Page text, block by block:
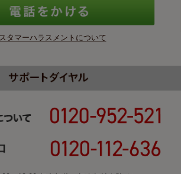
タマーハラスメントについて